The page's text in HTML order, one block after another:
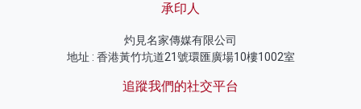
承印人
灼見名家傳媒有限公司
地址 : 香港黃竹坑道21號環匯廣場10樓1002室
追蹤我們的社交平台